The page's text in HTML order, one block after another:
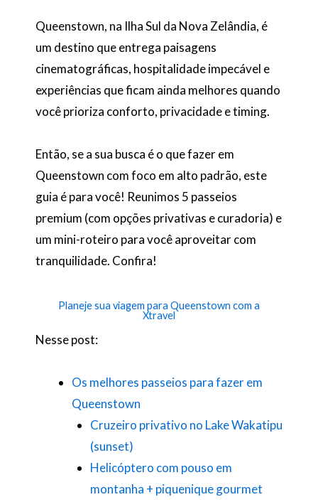
Queenstown, na Ilha Sul da Nova Zelândia, é
um destino que entrega paisagens
cinematográficas, hospitalidade impecável e
experiências que ficam ainda melhores quando
você prioriza conforto, privacidade e timing.
Então, se a sua busca é o que fazer em
Queenstown com foco em alto padrão, este
guia é para você! Reunimos 5 passeios
premium (com opções privativas e curadoria) e
um mini-roteiro para você aproveitar com
tranquilidade. Confira!
Planeje sua viagem para Queenstown com a
Xtravel
Nesse post:
Os melhores passeios para fazer em
Queenstown
Cruzeiro privativo no Lake Wakatipu
(sunset)
Helicóptero com pouso em
montanha + piquenique gourmet